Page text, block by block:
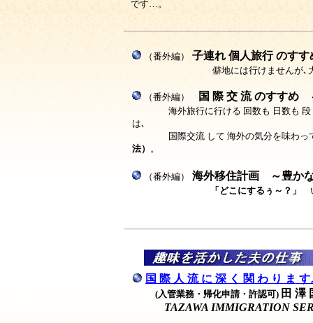
です…。
（番外編） 子連れ 個人旅行 のすす
僻地には行けませんが､
（番外編） 国 際 交 流 のすすめ
海外旅行に行ける 回数も 日数も
は､
国際交流 して 海外の気分を味わっ
法） 。
（番外編） 海外移住計画 ～豊か
「どこにするぅ～？」
国 際 人 流 に 深 く 関 わ り ま す
(入管業務・帰化申請・許認可) 田 澤
TAZAWA IMMIGRATION